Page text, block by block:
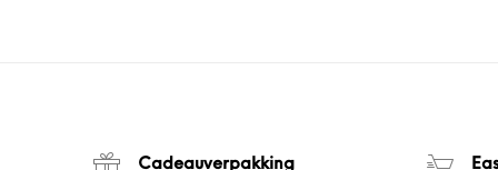
Cadeauverpakking